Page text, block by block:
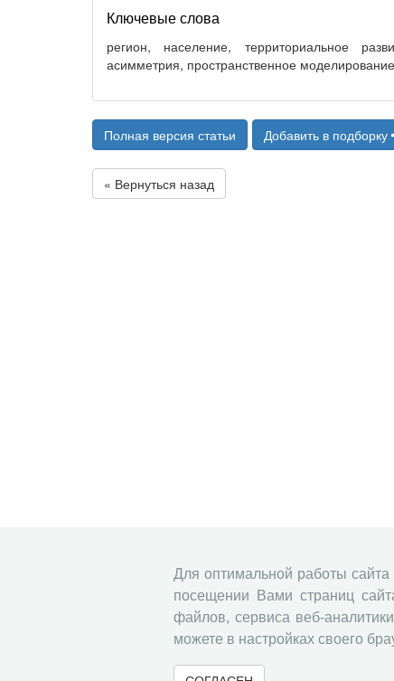
Ключевые слова
регион, население, территориальное
асимметрия, пространственное моделирование
Полная версия статьи Добавить в подборку
« Вернуться назад
Для оптимальной работы
посещении Вами страниц
файлов, сервиса веб-
можете в настройках своего